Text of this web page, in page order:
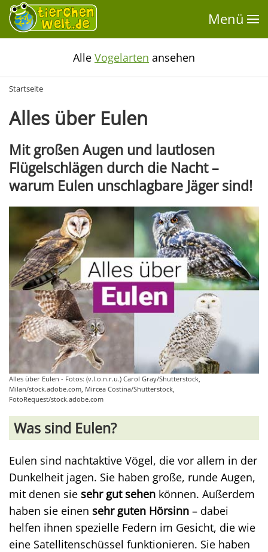
Menü
Alle Vogelarten ansehen
Startseite
Alles über Eulen
Mit großen Augen und lautlosen
Flügelschlägen durch die Nacht –
warum Eulen unschlagbare Jäger sind!
Alles über Eulen - Fotos: (v.l.o.n.r.u.) Carol Gray/Shutterstock,
Milan/stock.adobe.com, Mircea Costina/Shutterstock,
FotoRequest/stock.adobe.com
Was sind Eulen?
Eulen sind nachtaktive Vögel, die vor allem in der
Dunkelheit jagen. Sie haben große, runde Augen,
mit denen sie sehr gut sehen können. Außerdem
haben sie einen sehr guten Hörsinn – dabei
helfen ihnen spezielle Federn im Gesicht, die wie
eine Satellitenschüssel funktionieren. Sie haben